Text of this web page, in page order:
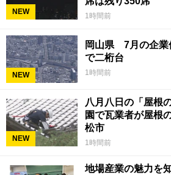
NEW 1時間前
NEW
岡山県 7月の企
で二桁台
1時間前
NEW
八月八日の「屋根
園で瓦業者が屋根
松市
1時間前
地場産業の魅力を